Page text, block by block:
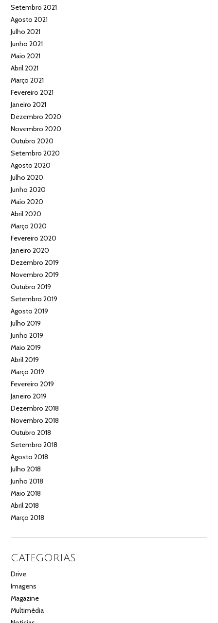
Setembro 2021
Agosto 2021
Julho 2021
Junho 2021
Maio 2021
Abril 2021
Março 2021
Fevereiro 2021
Janeiro 2021
Dezembro 2020
Novembro 2020
Outubro 2020
Setembro 2020
Agosto 2020
Julho 2020
Junho 2020
Maio 2020
Abril 2020
Março 2020
Fevereiro 2020
Janeiro 2020
Dezembro 2019
Novembro 2019
Outubro 2019
Setembro 2019
Agosto 2019
Julho 2019
Junho 2019
Maio 2019
Abril 2019
Março 2019
Fevereiro 2019
Janeiro 2019
Dezembro 2018
Novembro 2018
Outubro 2018
Setembro 2018
Agosto 2018
Julho 2018
Junho 2018
Maio 2018
Abril 2018
Março 2018
CATEGORIAS
Drive
Imagens
Magazine
Multimédia